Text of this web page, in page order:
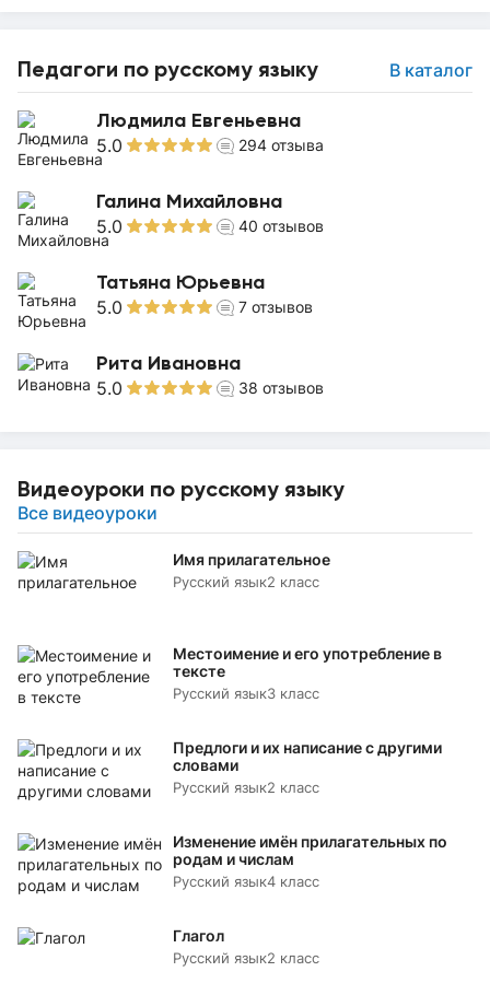
Педагоги по русскому языку В каталог
Людмила Евгеньевна
5.0 294 отзыва
Галина Михайловна
5.0 40 отзывов
Татьяна Юрьевна
5.0 7 отзывов
Рита Ивановна
5.0 38 отзывов
Видеоуроки по русскому языку
Все видеоуроки
Имя прилагательное
Русский язык2 класс
Местоимение и его употребление в
тексте
Русский язык3 класс
Предлоги и их написание с другими
словами
Русский язык2 класс
Изменение имён прилагательных по
родам и числам
Русский язык4 класс
Глагол
Русский язык2 класс